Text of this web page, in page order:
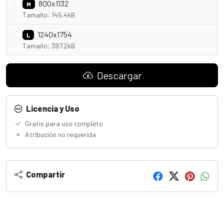
M 800x1132
Tamaño: 145.4kB
L 1240x1754
Tamaño: 397.2kB
Descargar
Licencia y Uso
Gratis para uso completo
Atribución no requerida
Compartir